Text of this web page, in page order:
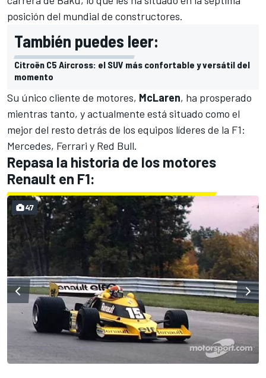
posición del mundial de constructores.
También puedes leer:
Citroën C5 Aircross: el SUV más confortable y versátil del
momento
Su único cliente de motores, McLaren, ha prosperado
mientras tanto, y actualmente está situado como el
mejor del resto detrás de los equipos líderes de la F1:
Mercedes, Ferrari y Red Bull.
Repasa la historia de los motores
Renault en F1:
47